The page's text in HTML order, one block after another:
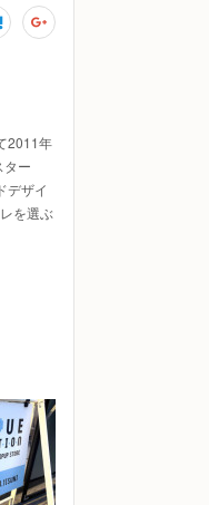
2011年
ター
デザイ
を選ぶ